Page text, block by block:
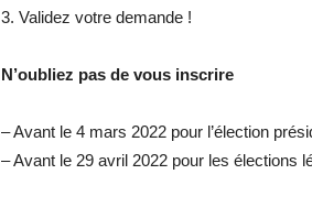
3. Validez votre demande !
N’oubliez pas de vous inscrire
– Avant le 4 mars 2022 pour l’élection
– Avant le 29 avril 2022 pour les élections